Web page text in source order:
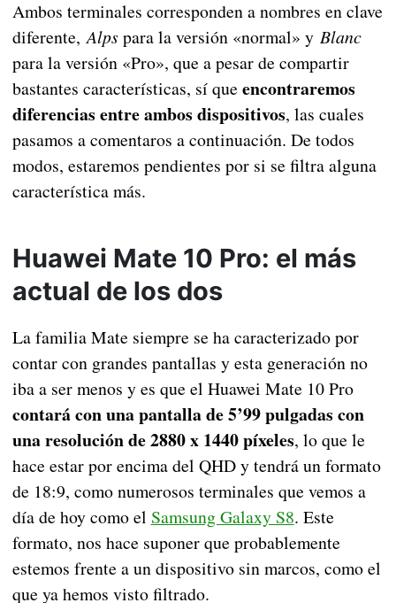
Ambos terminales corresponden a nombres en clave
diferente,Alpspara la versión «normal» y Blanc
para la versión «Pro», que a pesar de compartir
bastantes características, sí que encontraremos
diferencias entre ambos dispositivos, las cuales
pasamos a comentaros a continuación. De todos
modos, estaremos pendientes por si se filtra alguna
característica más.
Huawei Mate 10 Pro: el más
actual de los dos
La familia Mate siempre se ha caracterizado por
contar con grandes pantallas y esta generación no
iba a ser menos y es que el Huawei Mate 10 Pro
contará con una pantalla de 5’99 pulgadas con
una resolución de 2880 x 1440 píxeles, lo que le
hace estar por encima del QHD y tendrá un formato
de 18:9, como numerosos terminales que vemos a
día de hoy como el Samsung Galaxy S8. Este
formato, nos hace suponer que probablemente
estemos frente a un dispositivo sin marcos, como el
que ya hemos visto filtrado.